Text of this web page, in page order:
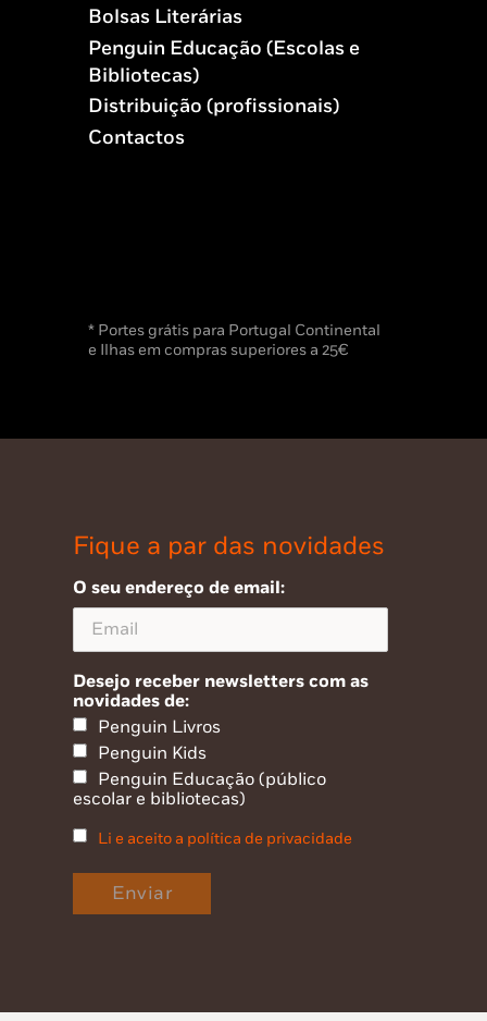
Bolsas Literárias
Penguin Educação (Escolas e
Bibliotecas)
Distribuição (profissionais)
Contactos
* Portes grátis para Portugal Continental
e Ilhas em compras superiores a 25€
Fique a par das novidades
O seu endereço de email:
Desejo receber newsletters com as
novidades de:
Penguin Livros
Penguin Kids
Penguin Educação (público
escolar e bibliotecas)
Li e aceito a política de privacidade